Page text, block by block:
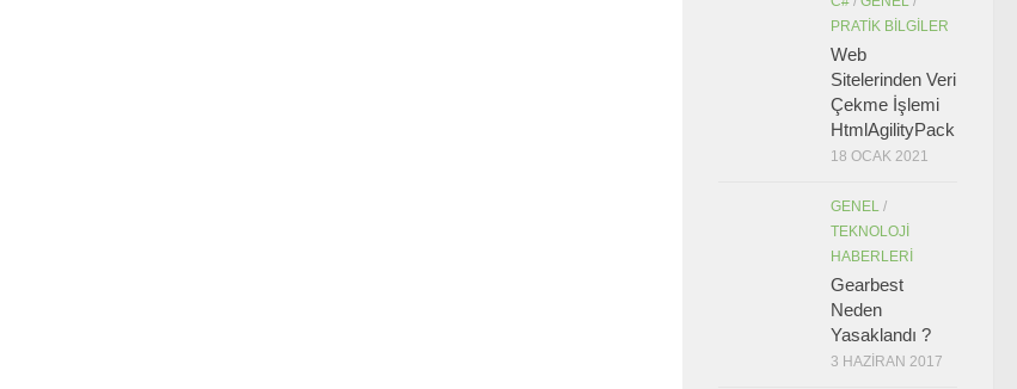
PRATIK BILGILER
Web
Sitelerinden Veri
Çekme İşlemi
HtmlAgilityPack
18 OCAK 2021
GENEL /
TEKNOLOJI
HABERLERI
Gearbest
Neden
Yasaklandı ?
3 HAZIRAN 2017